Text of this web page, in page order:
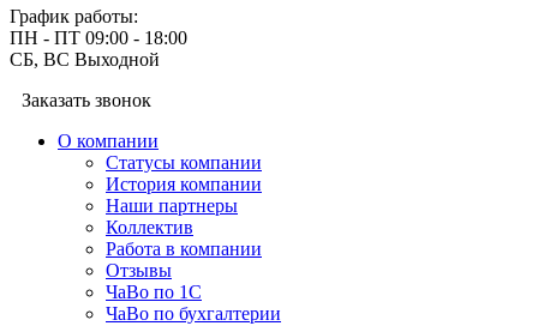
График работы:
ПН - ПТ 09:00 - 18:00
СБ, ВС Выходной
Заказать звонок
О компании
Cтатусы компании
История компании
Наши партнеры
Коллектив
Работа в компании
Отзывы
ЧаВо по 1С
ЧаВо по бухгалтерии